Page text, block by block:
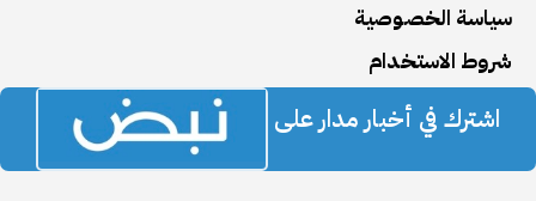
سياسة الخصوصية
شروط الاستخدام
اشترك في أخبار مدار على